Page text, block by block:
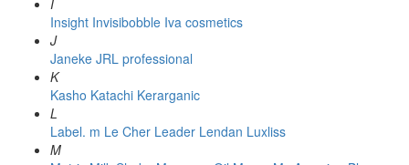
I
Insight Invisibobble Iva cosmetics
J
Janeke JRL professional
K
Kasho Katachi Kerarganic
L
Label. m Le Cher Leader Lendan Luxliss
M